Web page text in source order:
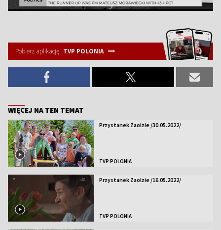
Pobierz aplikację TVP POLONIA
WIĘCEJ NA TEN TEMAT
Przystanek Zaolzie /30.05.2022/
TVP POLONIA
Przystanek Zaolzie /16.05.2022/
TVP POLONIA